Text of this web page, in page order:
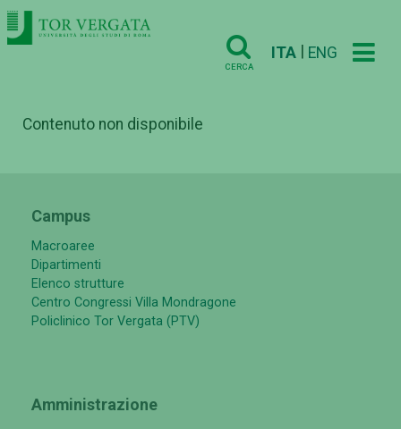
CERCA
ITA ENG
Contenuto non disponibile
Campus
Macroaree
Dipartimenti
Elenco strutture
Centro Congressi Villa Mondragone
Policlinico Tor Vergata (PTV)
Amministrazione